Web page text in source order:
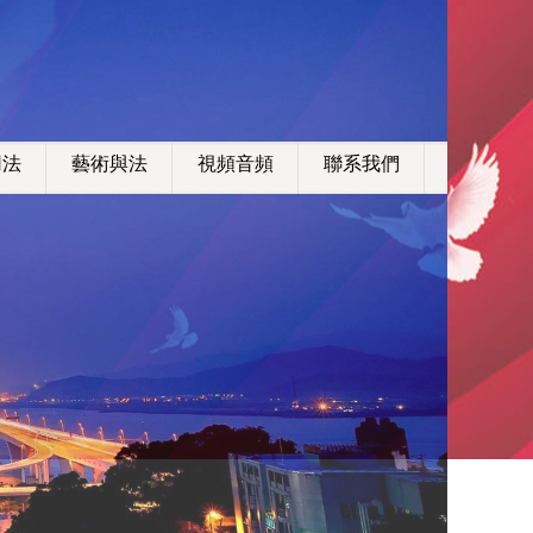
藝術與法 視頻音頻 聯系我們